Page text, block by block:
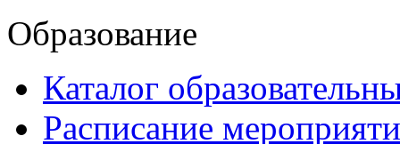
Образование
Каталог
Расписание